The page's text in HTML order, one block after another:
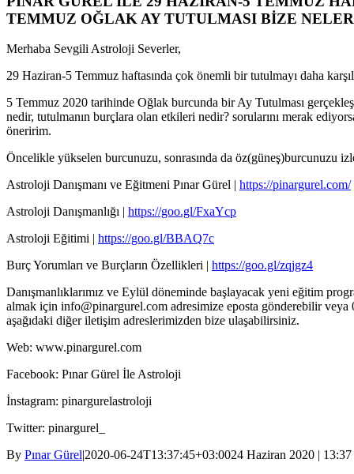
TEMMUZ OĞLAK AY TUTULMASI BİZE
Merhaba Sevgili Astroloji Severler,
29 Haziran-5 Temmuz haftasında çok önemli bir tutulmayı daha
5 Temmuz 2020 tarihinde Oğlak burcunda bir Ay Tutulması
nedir, tutulmanın burçlara olan etkileri nedir? sorularını merak
öneririm.
Öncelikle yükselen burcunuzu, sonrasında da öz(güneş)burcunuzu
Astroloji Danışmanı ve Eğitmeni Pınar Gürel | https://pinargurel.com/
Astroloji Danışmanlığı | https://goo.gl/FxaYcp
Astroloji Eğitimi | https://goo.gl/BBAQ7c
Burç Yorumları ve Burçların Özellikleri | https://goo.gl/zqjgz4
Danışmanlıklarımız ve Eylül döneminde başlayacak yeni eğitim
almak için info@pinargurel.com adresimize eposta gönderebilir veya
aşağıdaki diğer iletişim adreslerimizden bize ulaşabilirsiniz.
Web: www.pinargurel.com
Facebook: Pınar Gürel İle Astroloji
İnstagram: pinargurelastroloji
Twitter: pinargurel_
By Pınar Gürel|2020-06-24T13:37:45+03:0024 Haziran 2020 | 13:37